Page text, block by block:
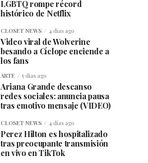
LGBTQ rompe récord
histórico de Netflix
CLOSET NEWS 4 días ago
Video viral de Wolverine
besando a Cíclope enciende a
los fans
ARTE 5 días ago
Ariana Grande descanso
redes sociales: anuncia pausa
tras emotivo mensaje (VIDEO)
CLOSET NEWS 4 días ago
Perez Hilton es hospitalizado
tras preocupante transmisión
en vivo en TikTok